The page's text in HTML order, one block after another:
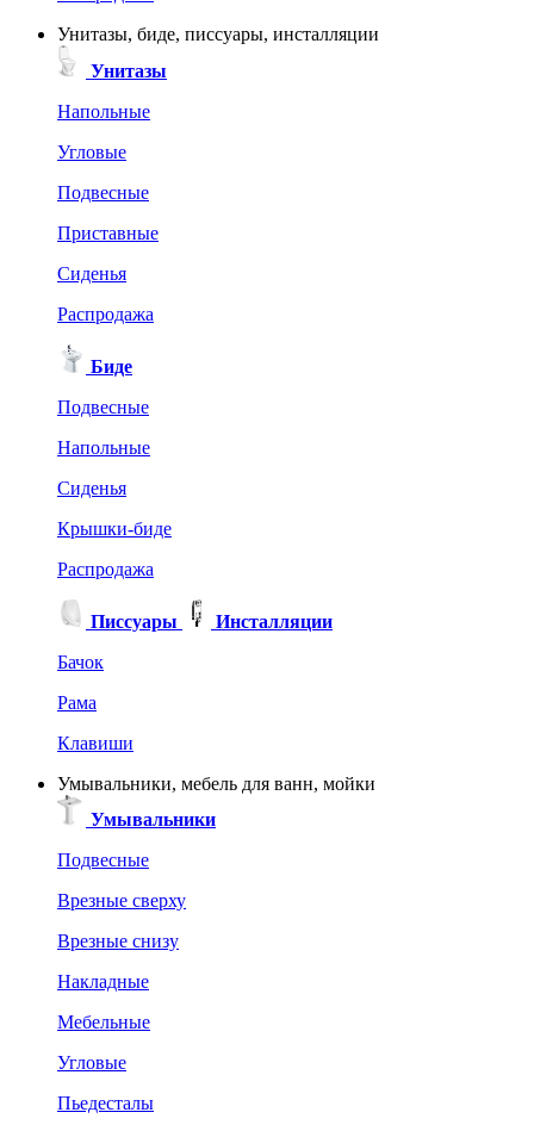
Унитазы, биде, писсуары, инсталляции
Унитазы
Напольные
Угловые
Подвесные
Приставные
Сиденья
Распродажа
Биде
Подвесные
Напольные
Сиденья
Крышки-биде
Распродажа
Писсуары
Инсталляции
Бачок
Рама
Клавиши
Умывальники, мебель для ванн, мойки
Умывальники
Подвесные
Врезные сверху
Врезные снизу
Накладные
Мебельные
Угловые
Пьедесталы